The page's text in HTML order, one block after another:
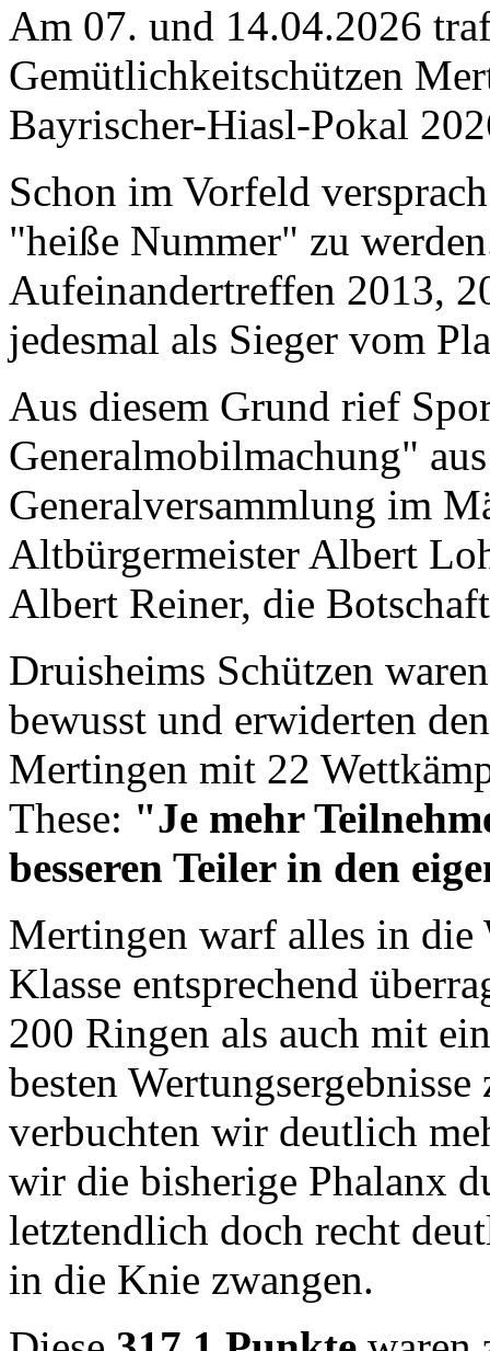
Am 07. und 14.04.2026
Gemütlichkeitschützen
Bayrischer-Hiasl-Pokal
Schon im Vorfeld
"heiße Nummer" zu
Aufeinandertreffen 2013,
jedesmal als Sieger vom
Aus diesem Grund rief
Generalmobilmachung"
Generalversammlung im
Altbürgermeister Albert
Albert Reiner, die
Druisheims Schützen
bewusst und erwiderten
Mertingen mit 22
These: "Je mehr
besseren Teiler in den
Mertingen warf alles in die
Klasse entsprechend
200 Ringen als auch mit
besten
verbuchten wir deutlich
wir die bisherige Phalanx
letztendlich doch recht
in die Knie zwangen.